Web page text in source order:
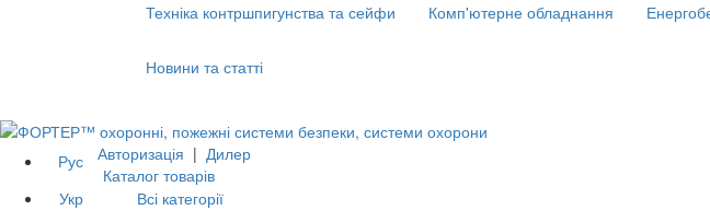
Техніка контршпигунства та сейфи Комп'ютерне обладнання
Новини та статті
Рус
Укр
Авторизація | Дилер
Каталог товарів
Всі категорії